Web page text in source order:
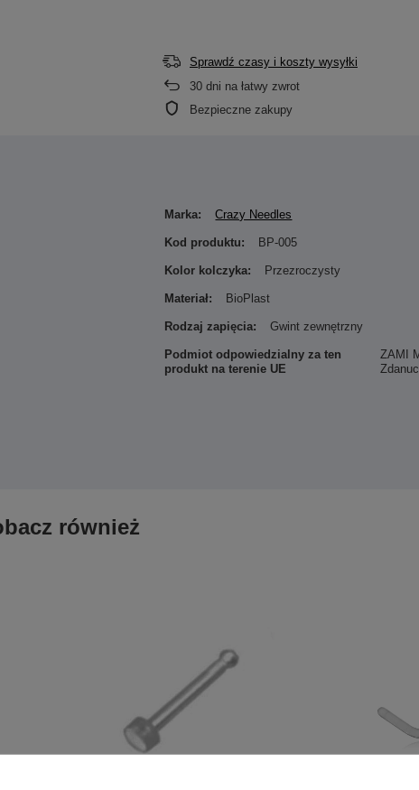
Sprawdź czasy i koszty wysyłki
30 dni na łatwy zwrot
Bezpieczne zakupy
Marka: Crazy Needles
Kod produktu: BP-005
Kolor kolczyka: Przezroczysty
Materiał: BioPlast
Rodzaj zapięcia: Gwint zewnętrzny
Podmiot odpowiedzialny za ten
produkt na terenie UE
ZAMI
również